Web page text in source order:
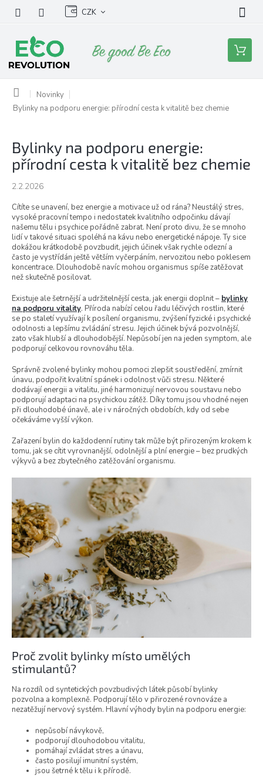
obsah
CZK
Nákupní
košík
Domů
Novinky
Bylinky na podporu energie: přírodní cesta k vitalitě bez chemie
Bylinky na podporu energie:
přírodní cesta k vitalitě bez chemie
2.2.2026
Cítíte se unavení, bez energie a motivace už od rána? Neustálý stres,
vysoké pracovní tempo i nedostatek kvalitního odpočinku dávají
našemu tělu i psychice pořádně zabrat. Není proto divu, že se mnoho
lidí v takové situaci spoléhá na kávu nebo energetické nápoje. Ty sice
dokážou krátkodobě povzbudit, jejich účinek však rychle odezní a
často je vystřídán ještě větším vyčerpáním, nervozitou nebo poklesem
koncentrace. Dlouhodobě navíc mohou organismus spíše zatěžovat
než skutečně posilovat.
Existuje ale šetrnější a udržitelnější cesta, jak energii doplnit – bylinky
na podporu vitality. Příroda nabízí celou řadu léčivých rostlin, které
se po staletí využívají k posílení organismu, zvýšení fyzické i psychické
odolnosti a lepšímu zvládání stresu. Jejich účinek bývá pozvolnější,
zato však hlubší a dlouhodobější. Nepůsobí jen na jeden symptom, ale
podporují celkovou rovnováhu těla.
Správně zvolené bylinky mohou pomoci zlepšit soustředění, zmírnit
únavu, podpořit kvalitní spánek i odolnost vůči stresu. Některé
dodávají energii a vitalitu, jiné harmonizují nervovou soustavu nebo
podporují adaptaci na psychickou zátěž. Díky tomu jsou vhodné nejen
při dlouhodobé únavě, ale i v náročných obdobích, kdy od sebe
očekáváme vyšší výkon.
Zařazení bylin do každodenní rutiny tak může být přirozeným krokem k
tomu, jak se cítit vyrovnanější, odolnější a plní energie – bez prudkých
výkyvů a bez zbytečného zatěžování organismu.
Proč zvolit bylinky místo umělých
stimulantů?
Na rozdíl od syntetických povzbudivých látek působí bylinky
pozvolna a komplexně. Podporují tělo v přirozené rovnováze a
nezatěžují nervový systém. Hlavní výhody bylin na podporu energie:
nepůsobí návykově,
podporují dlouhodobou vitalitu,
pomáhají zvládat stres a únavu,
často posilují imunitní systém,
jsou šetrné k tělu i k přírodě.